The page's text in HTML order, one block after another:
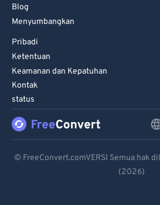
Blog
Menyumbangkan
Pribadi
Ketentuan
Keamanan dan Kepatuhan
Kontak
status
Español
© FreeConvert.comVERSI Semua hak
(2026)